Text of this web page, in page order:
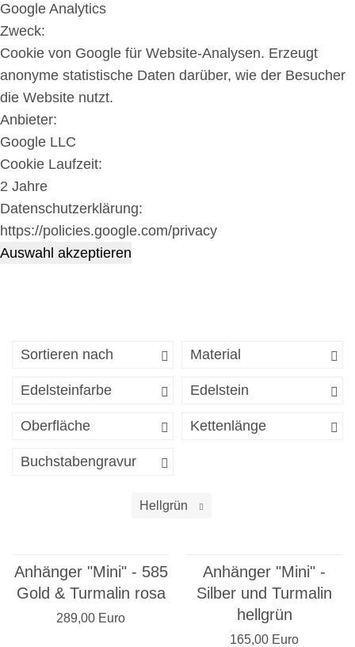
Google Analytics
Zweck:
Cookie von Google für Website-Analysen. Erzeugt
anonyme statistische Daten darüber, wie der Besucher
die Website nutzt.
Anbieter:
Google LLC
Cookie Laufzeit:
2 Jahre
Datenschutzerklärung:
https://policies.google.com/privacy
Auswahl akzeptieren
Sortieren nach Material
Edelsteinfarbe Edelstein
Oberfläche Kettenlänge
Buchstabengravur
Hellgrün
Anhänger "Mini" - 585
Gold & Turmalin rosa
289,00 Euro
Anhänger "Mini" -
Silber und Turmalin
hellgrün
165,00 Euro